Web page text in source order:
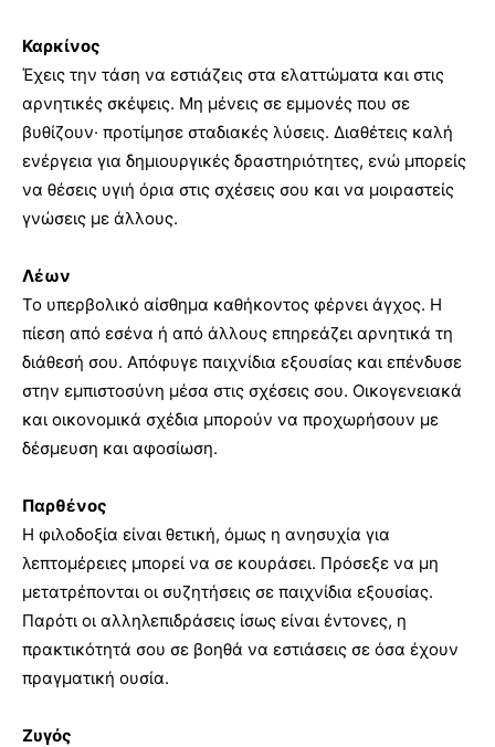
Καρκίνος
Έχεις την τάση να εστιάζεις στα ελαττώματα και στις
αρνητικές σκέψεις. Μη μένεις σε εμμονές που σε
βυθίζουν· προτίμησε σταδιακές λύσεις. Διαθέτεις καλή
ενέργεια για δημιουργικές δραστηριότητες, ενώ μπορείς
να θέσεις υγιή όρια στις σχέσεις σου και να μοιραστείς
γνώσεις με άλλους.
Λέων
Το υπερβολικό αίσθημα καθήκοντος φέρνει άγχος. Η
πίεση από εσένα ή από άλλους επηρεάζει αρνητικά τη
διάθεσή σου. Απόφυγε παιχνίδια εξουσίας και επένδυσε
στην εμπιστοσύνη μέσα στις σχέσεις σου. Οικογενειακά
και οικονομικά σχέδια μπορούν να προχωρήσουν με
δέσμευση και αφοσίωση.
Παρθένος
Η φιλοδοξία είναι θετική, όμως η ανησυχία για
λεπτομέρειες μπορεί να σε κουράσει. Πρόσεξε να μη
μετατρέπονται οι συζητήσεις σε παιχνίδια εξουσίας.
Παρότι οι αλληλεπιδράσεις ίσως είναι έντονες, η
πρακτικότητά σου σε βοηθά να εστιάσεις σε όσα έχουν
πραγματική ουσία.
Ζυγός